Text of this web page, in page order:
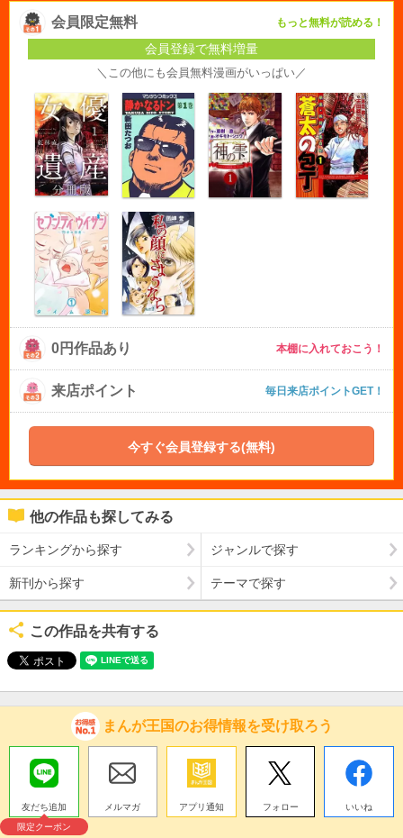
会員限定無料 もっと無料が読める！
会員登録で無料増量
＼この他にも会員無料漫画がいっぱい／
0円作品あり 本棚に入れておこう！
来店ポイント 毎日来店ポイントGET！
今すぐ会員登録する(無料)
他の作品も探してみる
ランキングから探す ジャンルで探す
新刊から探す テーマで探す
この作品を共有する
まんが王国のお得情報を受け取ろう
友だち追加
限定クーポン
メルマガ アプリ通知 フォロー いいね